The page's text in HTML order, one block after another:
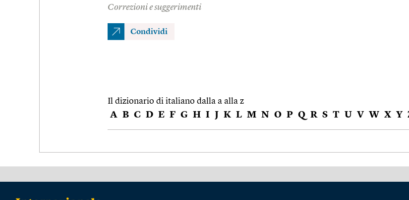
Correzioni e suggerimenti
Condividi
Il dizionario di italiano dalla a alla z
A B C D E F G H I J K L M N O P Q R S T U V W X Y